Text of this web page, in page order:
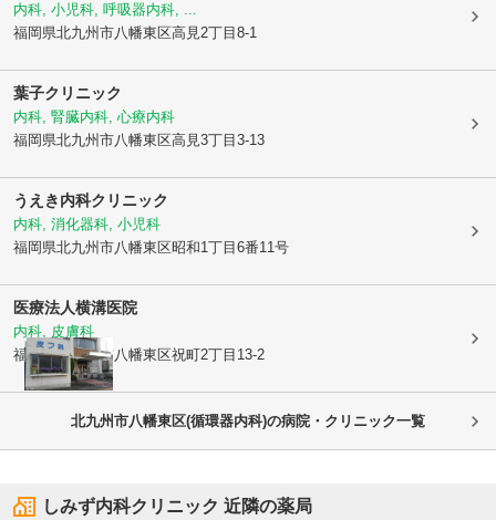
内科, 小児科, 呼吸器内科, ...
福岡県北九州市八幡東区高見2丁目8-1
葉子クリニック
内科, 腎臓内科, 心療内科
福岡県北九州市八幡東区高見3丁目3-13
うえき内科クリニック
内科, 消化器科, 小児科
福岡県北九州市八幡東区昭和1丁目6番11号
医療法人横溝医院
内科, 皮膚科
福岡県北九州市八幡東区祝町2丁目13-2
北九州市八幡東区(循環器内科)の病院・クリニック一覧
しみず内科クリニック 近隣の薬局